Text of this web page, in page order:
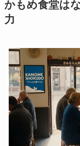
かもめ食堂は
力